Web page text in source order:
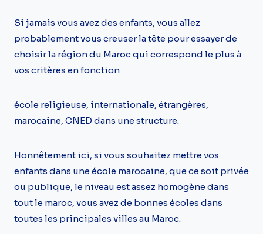
Si jamais vous avez des enfants, vous allez
probablement vous creuser la tête pour essayer de
choisir la région du Maroc qui correspond le plus à
vos critères en fonction
école religieuse, internationale, étrangères,
marocaine, CNED dans une structure.
Honnêtement ici, si vous souhaitez mettre vos
enfants dans une école marocaine, que ce soit privée
ou publique, le niveau est assez homogène dans
tout le maroc, vous avez de bonnes écoles dans
toutes les principales villes au Maroc.